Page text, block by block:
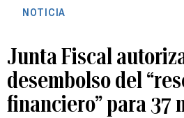
NOTICIA
Junta Fiscal
desembolso del
financiero” para 37